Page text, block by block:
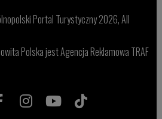
Portal Turystyczny 2026, All
Polska jest Agencja Reklamowa TRAF